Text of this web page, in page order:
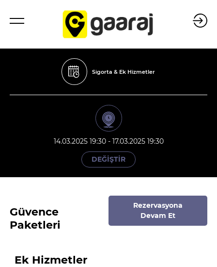
Sigorta & Ek Hizmetler
14.03.2025 19:30 - 17.03.2025 19:30
DEĞİŞTİR
Güvence
Paketleri
Rezervasyona
Devam Et
Ek Hizmetler